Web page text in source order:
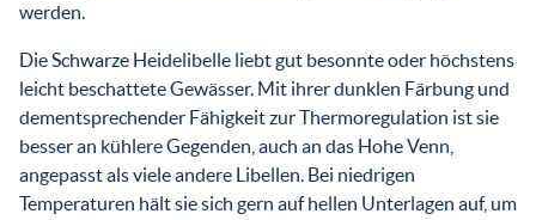
werden.
Die Schwarze Heidelibelle liebt gut besonnte oder höchstens
leicht beschattete Gewässer. Mit ihrer dunklen Färbung und
dementsprechender Fähigkeit zur Thermoregulation ist sie
besser an kühlere Gegenden, auch an das Hohe Venn,
angepasst als viele andere Libellen. Bei niedrigen
Temperaturen hält sie sich gern auf hellen Unterlagen auf, um